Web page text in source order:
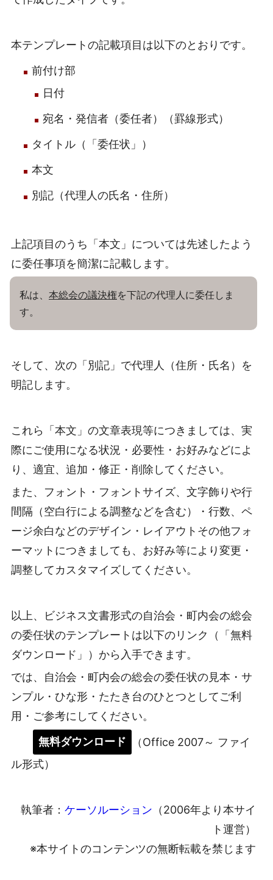
本テンプレートの記載項目は以下のとおりです。
前付け部
日付
宛名・発信者（委任者）（罫線形式）
タイトル（「委任状」）
本文
別記（代理人の氏名・住所）
上記項目のうち「本文」については先述したよう
に委任事項を簡潔に記載します。
私は、 本総会の議決権を下記の代理人に委任しま
す。
そして、次の「別記」で代理人（住所・氏名）を
明記します。
これら「本文」の文章表現等につきましては、実
際にご使用になる状況・必要性・お好みなどによ
り、適宜、追加・修正・削除してください。
また、フォント・フォントサイズ、文字飾りや行
間隔（空白行による調整などを含む）・行数、ペ
ージ余白などのデザイン・レイアウトその他フォ
ーマットにつきましても、お好み等により変更・
調整してカスタマイズしてください。
以上、ビジネス文書形式の自治会・町内会の総会
の委任状のテンプレートは以下のリンク（「無料
ダウンロード」）から入手できます。
では、自治会・町内会の総会の委任状の見本・サ
ンプル・ひな形・たたき台のひとつとしてご利
用・ご参考にしてください。
無料ダウンロード
（Office 2007～ ファイ
ル形式）
執筆者： ケーソルーション （2006年より本サイ
ト運営）
※本サイトのコンテンツの無断転載を禁じます